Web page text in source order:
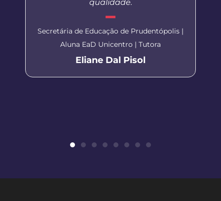
qualidade.
Secretária de Educação de Prudentópolis |
Aluna EaD Unicentro | Tutora
Eliane Dal Pisol